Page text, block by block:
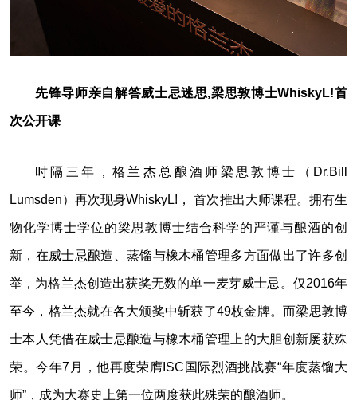
先锋导师亲自解答威士忌迷思,梁思敦博士WhiskyL!首
次公开课
时隔三年，格兰杰总酿酒师梁思敦博士（Dr.Bill
Lumsden）再次现身WhiskyL!， 首次推出大师课程。拥有生
物化学博士学位的梁思敦博士结合科学的严谨与酿酒的创
新，在威士忌酿造、蒸馏与橡木桶管理多方面做出了许多创
举，为格兰杰创造出获奖无数的单一麦芽威士忌。仅2016年
至今，格兰杰就在各大颁奖中斩获了49枚金牌。而梁思敦博
士本人凭借在威士忌酿造与橡木桶管理上的大胆创新屡获殊
荣。今年7月，他再度荣膺ISC国际烈酒挑战赛“年度蒸馏大
师”，成为大赛史上第一位两度获此殊荣的酿酒师。